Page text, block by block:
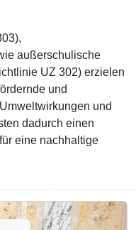
außerschulische
UZ 302) erzielen
und
und
dadurch einen
eine nachhaltige